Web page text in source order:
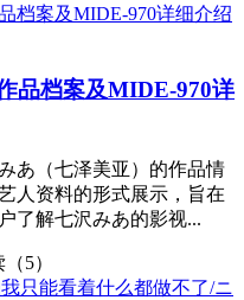
品档案及MIDE-970详
あ（七泽美亚）的作品情
人资料的形式展示，旨在
了解七沢みあ的影视...
5）